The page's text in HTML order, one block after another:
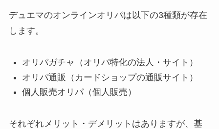
デュエマのオンラインオリパは以下の3種類が存在
します。
オリパガチャ（オリパ特化の法人・サイト）
オリパ通販（カードショップの通販サイト）
個人販売オリパ（個人販売）
それぞれメリット・デメリットはありますが、基